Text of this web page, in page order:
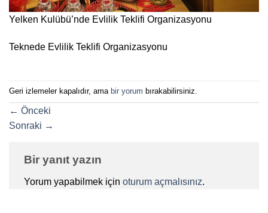
Yelken Kulübü’nde Evlilik Teklifi Organizasyonu
Teknede Evlilik Teklifi Organizasyonu
Geri izlemeler kapalıdır, ama bir yorum bırakabilirsiniz.
← Önceki
Sonraki →
Bir yanıt yazın
Yorum yapabilmek için oturum açmalısınız.